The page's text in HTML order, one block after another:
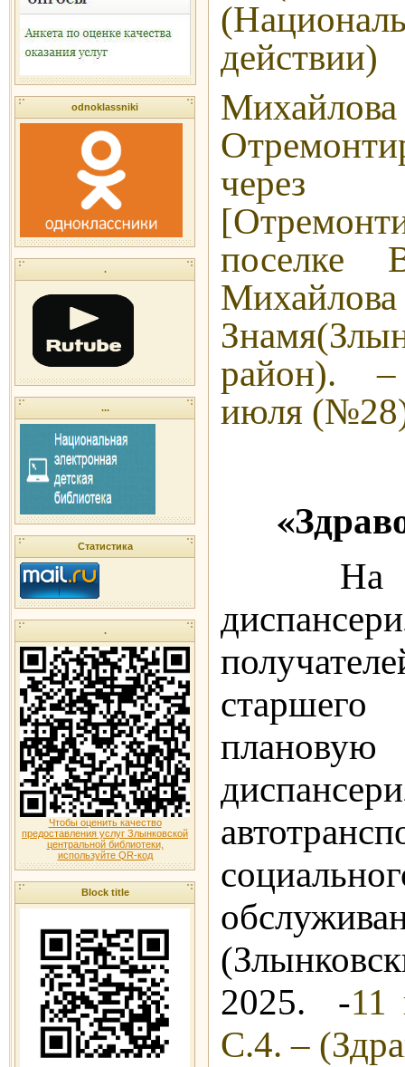
odnoklassniki
.
...
Статистика
.
Чтобы оценить качество
предоставления услуг Злынковской
центральной библиотеки,
используйте QR-код
Block title
действии)
район).
июля
На
плановую
2025. -
С.4. –